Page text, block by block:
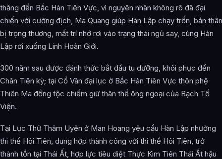
thăng đến Bắc Hàn Tiên Vực, vì nguyên nhân không rõ đã đại
chiến với cường địch, Ma Quang giúp Hàn Lập chạy trốn, bản thân
bị trọng thương, mất trí nhớ rơi vào trạng thái ngủ say, cùng Hàn
Lập rơi xuống Linh Hoàn Giới.
300 năm sau được đánh thức bắt đầu tu dưỡng, khôi phục đến
Chân Tiên kỳ; tại Cổ Vân đại lục ở Bắc Hàn Tiên Vực thôn phệ
Thiên Ma đồng tộc chiếm giữ thân thể ông ngoại của Bạch Tố
Viện.
Tại Lục Thử Thâm Uyên ở Man Hoang yêu cầu Hàn Lập nhường
thi thể Hôi Tiên, dung hợp thành công với thi thể Hôi Tiên, trở
thành tồn tại Thái Ất, hợp lực tiêu diệt Thực Kim Tiên Thái Ất hậu